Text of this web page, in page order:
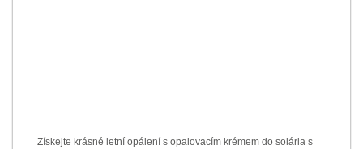
Získejte krásné letní opálení s opalovacím krémem do solária s